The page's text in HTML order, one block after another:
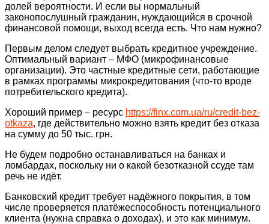
долей вероятности. И если вы нормальный
законопослушный гражданин, нуждающийся в срочной
финансовой помощи, выход всегда есть. Что нам нужно?
Первым делом следует выбрать кредитное учреждение.
Оптимальный вариант – МФО (микрофинансовые
организации). Это частные кредитные сети, работающие
в рамках программы микрокредитования (что-то вроде
потребительского кредита).
Хороший пример – ресурс https://finx.com.ua/ru/credit-bez-
otkaza, где действительно можно взять кредит без отказа
на сумму до 50 тыс. грн.
Не будем подробно останавливаться на банках и
ломбардах, поскольку ни о какой безотказной ссуде там
речь не идёт.
Банковский кредит требует надёжного покрытия, в том
числе проверяется платёжеспособность потенциального
клиента (нужна справка о доходах), и это как минимум.